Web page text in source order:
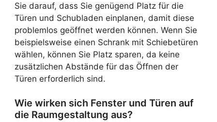
Sie darauf, dass Sie genügend Platz für die
Türen und Schubladen einplanen, damit diese
problemlos geöffnet werden können. Wenn Sie
beispielsweise einen Schrank mit Schiebetüren
wählen, können Sie Platz sparen, da keine
zusätzlichen Abstände für das Öffnen der
Türen erforderlich sind.
Wie wirken sich Fenster und Türen auf
die Raumgestaltung aus?